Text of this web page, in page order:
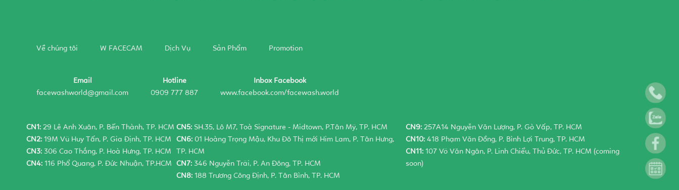
Về chúng tôi W FACECAM Dịch Vụ Sản Phẩm Promotion
Email
facewashworld@gmail.com
Hotline
0909 777 887
Inbox Facebook
www.facebook.com/facewash.world
CN1: 29 Lê Anh Xuân, P. Bến Thành, TP. HCM
CN2: 19M Vũ Huy Tấn, P. Gia Định, TP. HCM
CN3: 306 Cao Thắng, P. Hoà Hưng, TP. HCM
CN4: 116 Phổ Quang, P. Đức Nhuận, TP.HCM
CN5: SH.35, Lô M7, Toà Signature - Midtown, P.Tân Mỹ, TP. HCM
CN6: 01 Hoàng Trọng Mậu, Khu Đô Thị mới Him Lam, P. Tân Hưng,
TP. HCM
CN7: 346 Nguyễn Trãi, P. An Đông, TP. HCM
CN8: 188 Trương Công Định, P. Tân Bình, TP. HCM
CN9: 257A14 Nguyễn Văn Lượng, P. Gò Vấp, TP. HCM
CN10: 418 Phạm Văn Đồng, P. Bình Lợi Trung, TP. HCM
CN11: 107 Võ Văn Ngân, P. Linh Chiểu, Thủ Đức, TP. HCM (coming
soon)